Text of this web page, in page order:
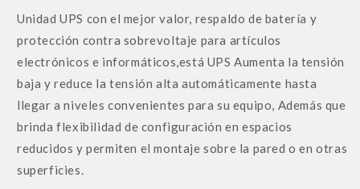
Unidad UPS con el mejor valor, respaldo de batería y
protección contra sobrevoltaje para artículos
electrónicos e informáticos,está UPS Aumenta la tensión
baja y reduce la tensión alta automáticamente hasta
llegar a niveles convenientes para su equipo, Además que
brinda flexibilidad de configuración en espacios
reducidos y permiten el montaje sobre la pared o en otras
superficies.